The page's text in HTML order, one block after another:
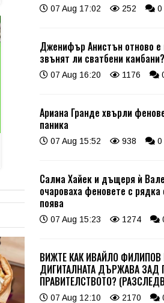
07 Aug 17:02 252 0
Дженифър Анистън отново
звънят ли сватбени камбани?
07 Aug 16:20 1176
Ариана Гранде хвърли
паника
07 Aug 15:52 938 0
Салма Хайек и дъщеря ѝ
очароваха феновете с
поява
07 Aug 15:23 1274
ВИЖТЕ КАК ИВАЙЛО ФИЛИПОВ
ДИГИТАЛНАТА ДЪРЖАВА ЗАД
ПРАВИТЕЛСТВОТО?
07 Aug 12:10 2170